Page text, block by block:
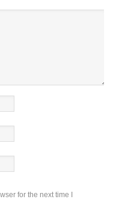
for the next time I